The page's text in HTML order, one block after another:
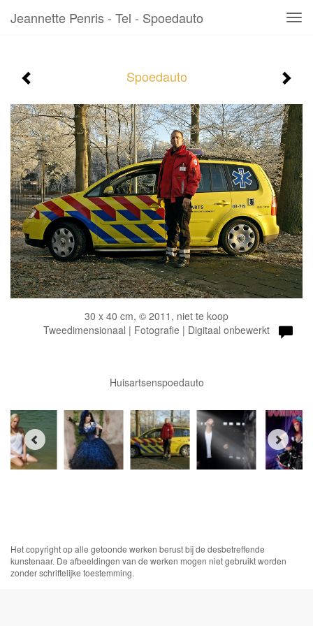
Jeannette Penris - Tel - Spoedauto
Spoedauto
30 x 40 cm, © 2011, niet te koop
Tweedimensionaal | Fotografie | Digitaal onbewerkt
Huisartsenspoedauto
Het copyright op alle getoonde werken berust bij de desbetreffende
kunstenaar. De afbeeldingen van de werken mogen niet gebruikt worden
zonder schriftelijke toestemming.